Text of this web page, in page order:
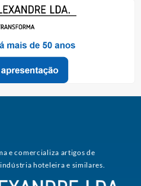
e comercializa artigos de
hoteleira e similares.